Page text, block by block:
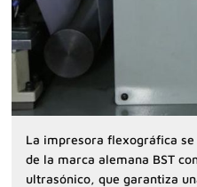
La impresora flexográfica
de la marca alemana BST
ultrasónico, que garantiza